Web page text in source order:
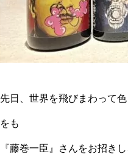
先日、世界を飛びまわって
をも
『藤巻一臣』さんをお招き